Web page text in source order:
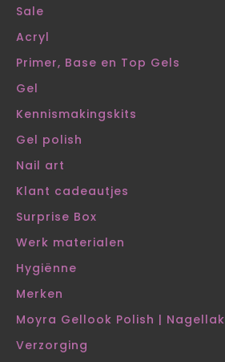
Sale
Acryl
Primer, Base en Top Gels
Gel
Kennismakingskits
Gel polish
Nail art
Klant cadeautjes
Surprise Box
Werk materialen
Hygiënne
Merken
Moyra Gellook Polish | Nagellak
Verzorging